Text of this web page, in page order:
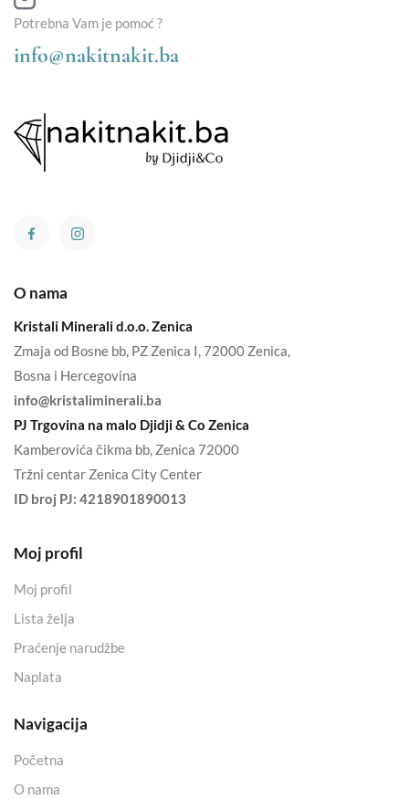
Potrebna Vam je pomoć ?
info@nakitnakit.ba
O nama
Kristali Minerali d.o.o. Zenica
Zmaja od Bosne bb, PZ Zenica I, 72000 Zenica,
Bosna i Hercegovina
info@kristaliminerali.ba
PJ Trgovina na malo Djidji & Co Zenica
Kamberovića čikma bb, Zenica 72000
Tržni centar Zenica City Center
ID broj PJ: 4218901890013
Moj profil
Moj profil
Lista želja
Praćenje narudžbe
Naplata
Navigacija
Početna
O nama